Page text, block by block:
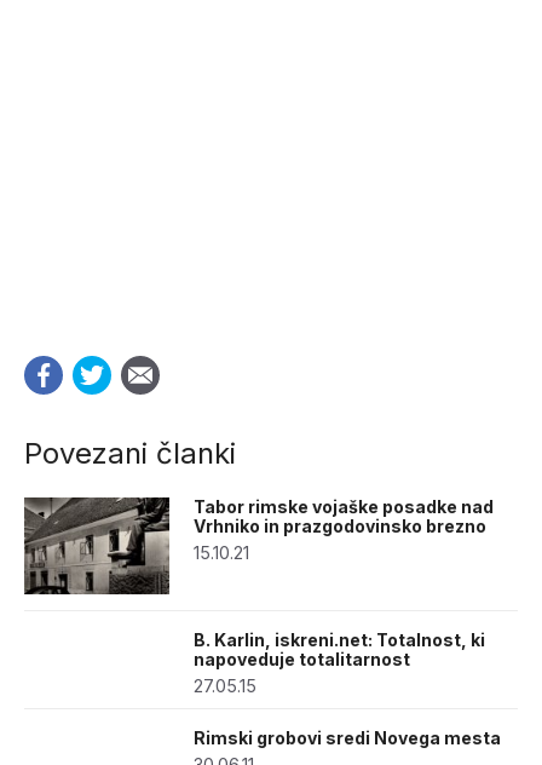
Povezani članki
Tabor rimske vojaške posadke nad
Vrhniko in prazgodovinsko brezno
15.10.21
B. Karlin, iskreni.net: Totalnost, ki
napoveduje totalitarnost
27.05.15
Rimski grobovi sredi Novega mesta